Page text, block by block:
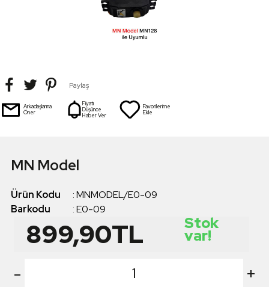
Paylaş
Arkadaşlarına
Öner
Fiyatı
Düşünce
Haber Ver
Favorilerime
Ekle
MN Model
Ürün Kodu :MNMODEL/E0-09
Barkodu
:E0-09
899,90TL Stok
var!
- +